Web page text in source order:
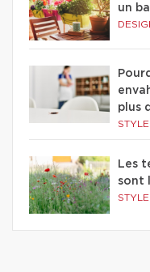
un
plus
Les
sont